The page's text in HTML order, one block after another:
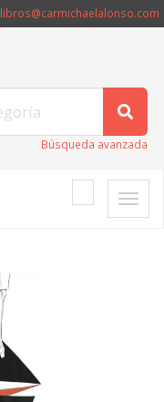
libros@carmichaelalonso.com
Búsqueda avanzada
Toggle